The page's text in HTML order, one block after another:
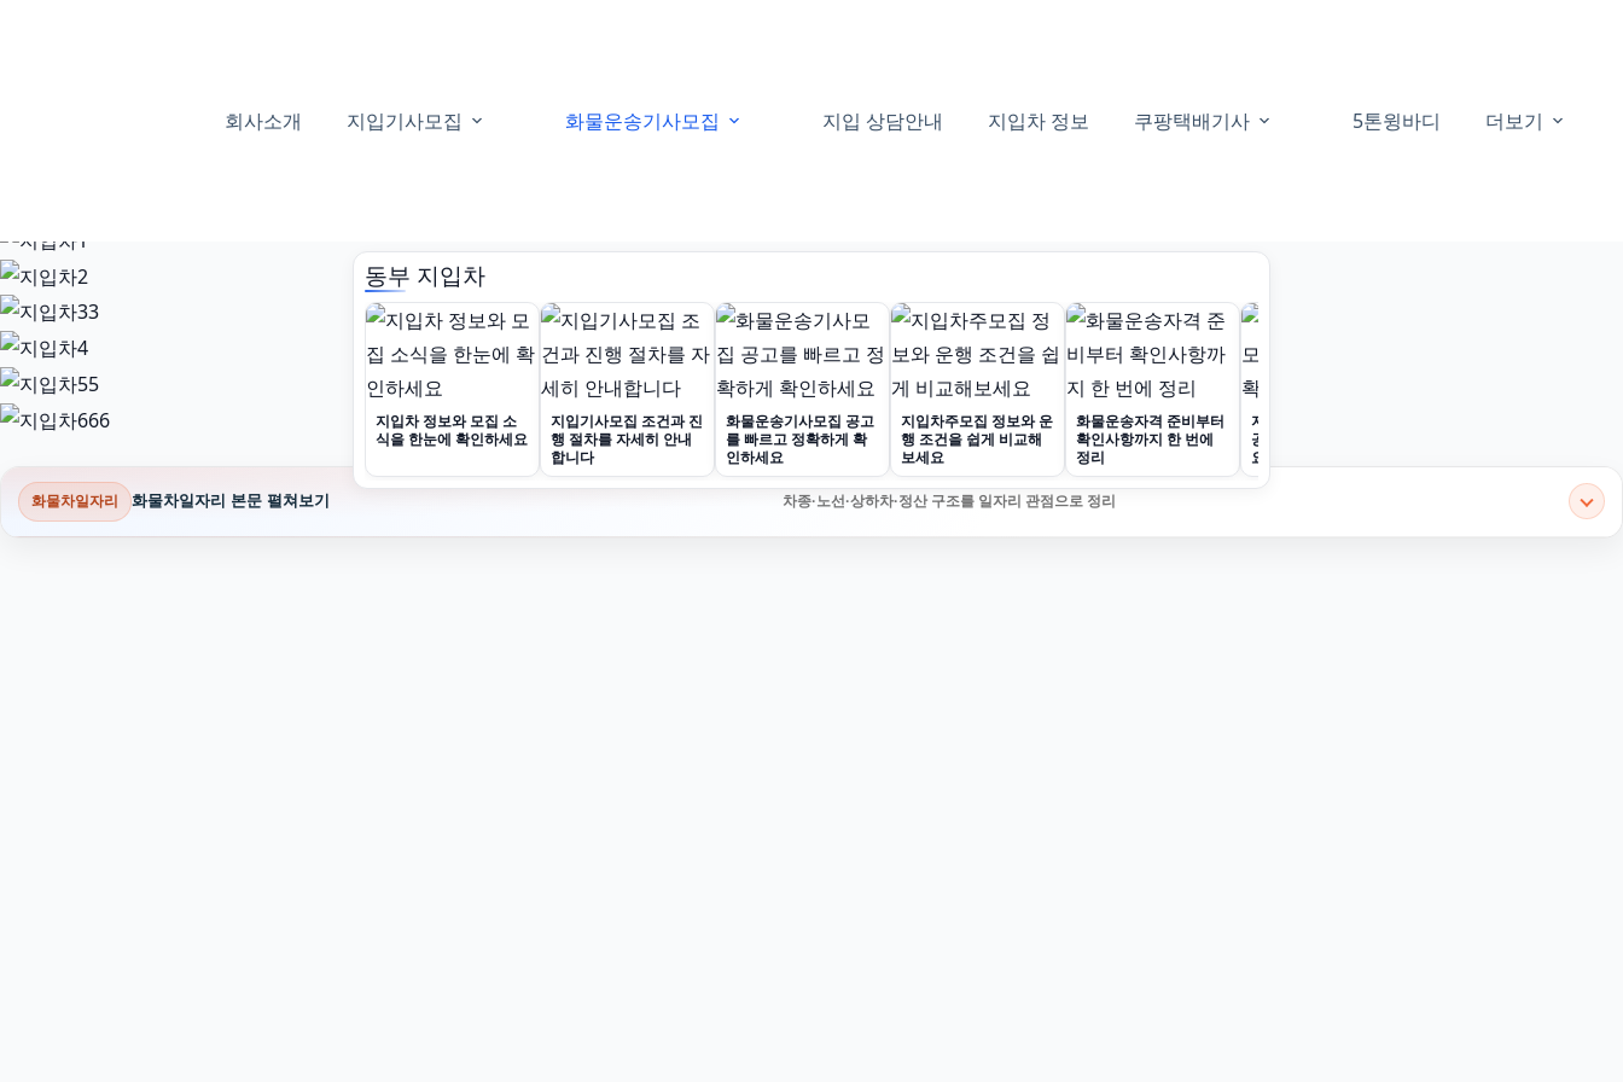
회사소개 지입기사모집 화물운송기사모집 지입 상담안내 지입차 정보 쿠팡택배기사 5톤윙바디 더보기
동부 지입차
지입차 정보와 모집 소
식을 한눈에 확인하세요
지입기사모집 조건과 진
행 절차를 자세히 안내
합니다
화물운송기사모집 공고
를 빠르고 정확하게 확
인하세요
지입차주모집 정보와 운
행 조건을 쉽게 비교해
보세요
화물운송자격 준비부터
확인사항까지 한 번에
정리
지입회사 정보와 모집
공고를 빠르게 확인하세
요
화물차일자리 화물차일자리 본문 펼쳐보기 차종·노선·상하차·정산 구조를 일자리 관점으로 정리